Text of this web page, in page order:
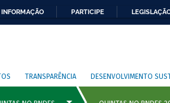
PARTICIPE
TRANSPARÊNCIA DESENVOLVIMENTO